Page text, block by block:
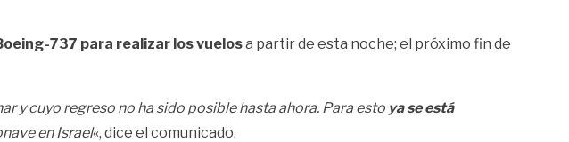
737 para realizar los vuelosa partir de esta noche; el próximo fin de
y cuyo regreso no ha sido posible hasta ahora. Para esto ya se está
en Israel«, dice el comunicado.